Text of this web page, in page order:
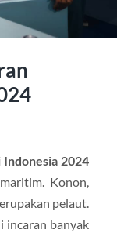
2024
Konon,
pelaut.
incaran banyak